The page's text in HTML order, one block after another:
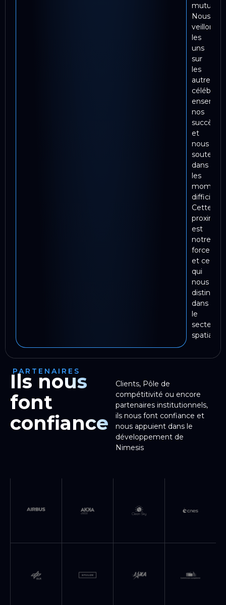
mutuelle.
Nous
veillons
les
uns
sur
les
autres,
célébrons
nos
succès
et
nous
dans
les
difficiles.
Cette
proximité
est
notre
force
et ce
qui
nous
distingue
dans
le
secteur
spatial.
PARTENAIRES
Ils nous
font
confiance
Clients, Pôle de
compétitivité ou encore
partenaires institutionnels,
ils nous font confiance et
nous appuient dans le
développement de
Nimesis